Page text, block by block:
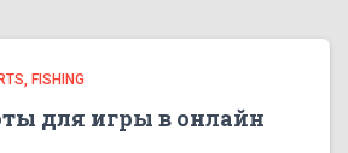
FISHING
для игры в онлайн